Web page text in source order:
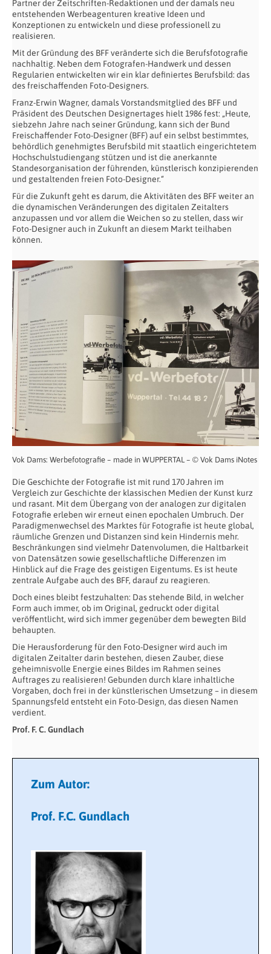
Partner der Zeitschriften-Redaktionen und der damals neu
entstehenden Werbeagenturen kreative Ideen und
Konzeptionen zu entwickeln und diese professionell zu
realisieren.
Mit der Gründung des BFF veränderte sich die Berufsfotografie
nachhaltig. Neben dem Fotografen-Handwerk und dessen
Regularien entwickelten wir ein klar definiertes Berufsbild: das
des freischaffenden Foto-Designers.
Franz-Erwin Wagner, damals Vorstandsmitglied des BFF und
Präsident des Deutschen Designertages hielt 1986 fest: „Heute,
siebzehn Jahre nach seiner Gründung, kann sich der Bund
Freischaffender Foto-Designer (BFF) auf ein selbst bestimmtes,
behördlich genehmigtes Berufsbild mit staatlich eingerichtetem
Hochschulstudiengang stützen und ist die anerkannte
Standesorganisation der führenden, künstlerisch konzipierenden
und gestaltenden freien Foto-Designer.“
Für die Zukunft geht es darum, die Aktivitäten des BFF weiter an
die dynamischen Veränderungen des digitalen Zeitalters
anzupassen und vor allem die Weichen so zu stellen, dass wir
Foto-Designer auch in Zukunft an diesem Markt teilhaben
können.
Vok Dams: Werbefotografie – made in WUPPERTAL – © Vok Dams iNotes
Die Geschichte der Fotografie ist mit rund 170 Jahren im
Vergleich zur Geschichte der klassischen Medien der Kunst kurz
und rasant. Mit dem Übergang von der analogen zur digitalen
Fotografie erleben wir erneut einen epochalen Umbruch. Der
Paradigmenwechsel des Marktes für Fotografie ist heute global,
räumliche Grenzen und Distanzen sind kein Hindernis mehr.
Beschränkungen sind vielmehr Datenvolumen, die Haltbarkeit
von Datensätzen sowie gesellschaftliche Differenzen im
Hinblick auf die Frage des geistigen Eigentums. Es ist heute
zentrale Aufgabe auch des BFF, darauf zu reagieren.
Doch eines bleibt festzuhalten: Das stehende Bild, in welcher
Form auch immer, ob im Original, gedruckt oder digital
veröffentlicht, wird sich immer gegenüber dem bewegten Bild
behaupten.
Die Herausforderung für den Foto-Designer wird auch im
digitalen Zeitalter darin bestehen, diesen Zauber, diese
geheimnisvolle Energie eines Bildes im Rahmen seines
Auftrages zu realisieren! Gebunden durch klare inhaltliche
Vorgaben, doch frei in der künstlerischen Umsetzung – in diesem
Spannungsfeld entsteht ein Foto-Design, das diesen Namen
verdient.
Prof. F. C. Gundlach
Zum Autor:
Prof. F.C. Gundlach